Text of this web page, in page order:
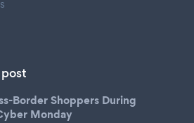
Border Shoppers During
Monday